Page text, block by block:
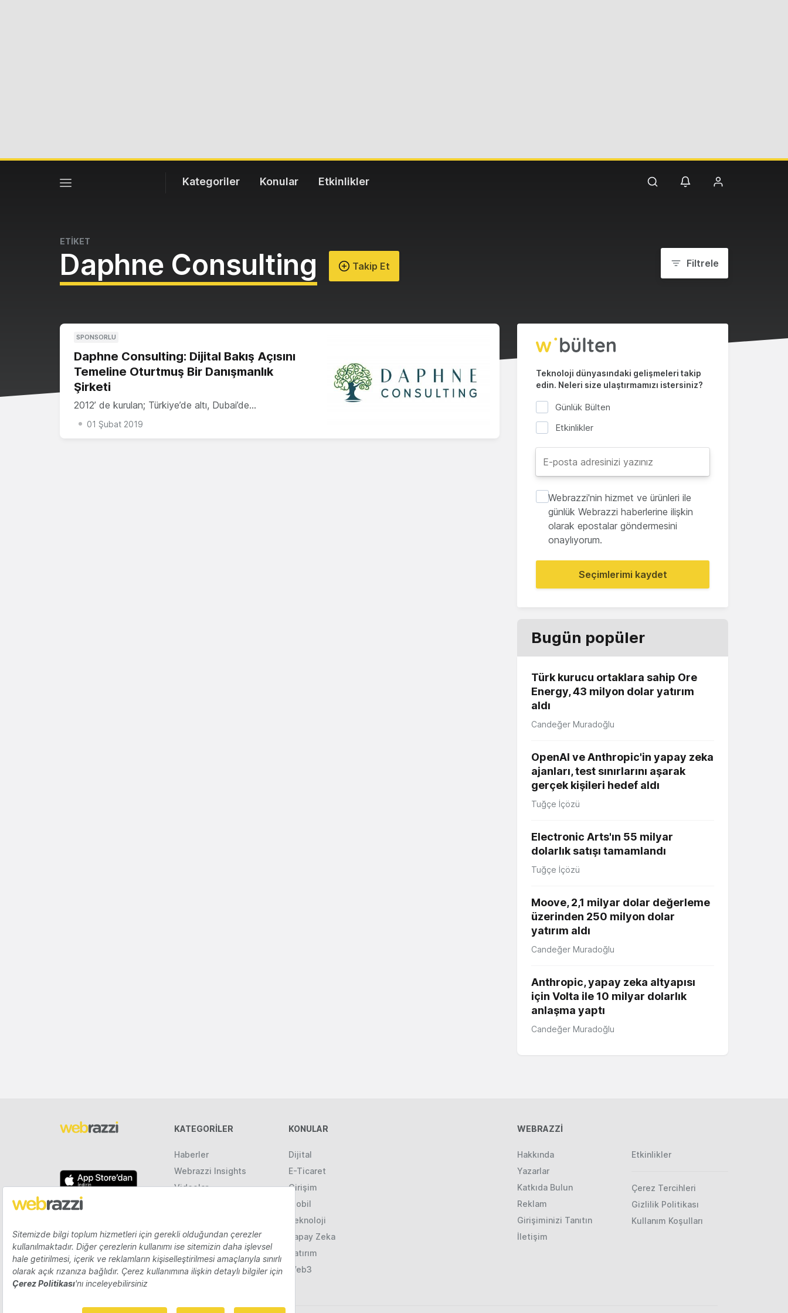
Kategoriler Konular Etkinlikler
ETİKET
Daphne Consulting Takip Et Filtrele
SPONSORLU
Daphne Consulting: Dijital Bakış Açısını
Temeline Oturtmuş Bir Danışmanlık
Şirketi
2012’ de kurulan; Türkiye’de altı, Dubai’de…
01 Şubat 2019
Teknoloji dünyasındaki gelişmeleri takip
edin. Neleri size ulaştırmamızı istersiniz?
Günlük Bülten
Etkinlikler
Webrazzi'nin hizmet ve ürünleri ile
günlük Webrazzi haberlerine ilişkin
olarak epostalar göndermesini
onaylıyorum.
Seçimlerimi kaydet
Bugün popüler
Türk kurucu ortaklara sahip Ore
Energy, 43 milyon dolar yatırım
aldı
Candeğer Muradoğlu
OpenAI ve Anthropic'in yapay zeka
ajanları, test sınırlarını aşarak
gerçek kişileri hedef aldı
Tuğçe İçözü
Electronic Arts'ın 55 milyar
dolarlık satışı tamamlandı
Tuğçe İçözü
Moove, 2,1 milyar dolar değerleme
üzerinden 250 milyon dolar
yatırım aldı
Candeğer Muradoğlu
Anthropic, yapay zeka altyapısı
için Volta ile 10 milyar dolarlık
anlaşma yaptı
Candeğer Muradoğlu
KATEGORILER
Haberler
Webrazzi Insights
Videolar
KONULAR
Dijital
E-Ticaret
Girişim
Mobil
Teknoloji
Yapay Zeka
Yatırım
Web3
WEBRAZZİ
Hakkında
Yazarlar
Katkıda Bulun
Reklam
Girişiminizi Tanıtın
İletişim
Etkinlikler
Çerez Tercihleri
Gizlilik Politikası
Kullanım Koşulları